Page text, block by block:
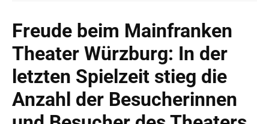
Freude beim Mainfranken
Theater Würzburg: In der
letzten Spielzeit stieg die
Anzahl der Besucherinnen